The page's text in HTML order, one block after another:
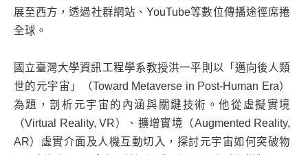
展至西方，透過社群網站、YouTube等數位傳播途徑席捲
全球。
國立臺灣大學資訊工程學系教授洪一平則以「邁向後人類
世的元宇宙」（Toward Metaverse in Post-Human Era）
為題，剖析元宇宙的內涵與關鍵技術。他從虛擬實境
（Virtual Reality, VR）、擴增實境（Augmented Reality,
AR）虛實介面及人機互動切入，探討元宇宙如何突破物